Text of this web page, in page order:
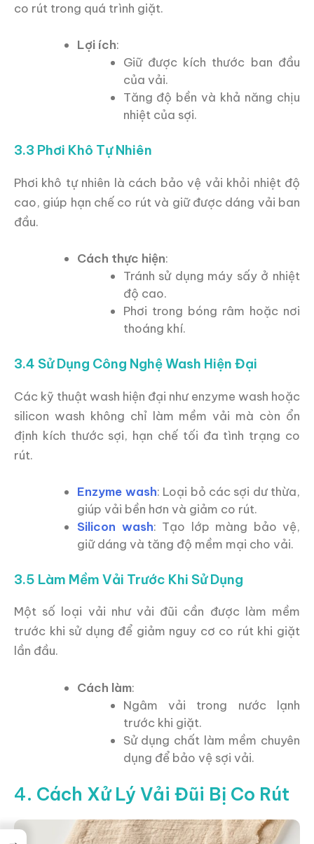
co rút trong quá trình giặt.
Lợi ích:
Giữ được kích thước ban đầu
của vải.
Tăng độ bền và khả năng chịu
nhiệt của sợi.
3.3 Phơi Khô Tự Nhiên
Phơi khô tự nhiên là cách bảo vệ vải khỏi nhiệt độ
cao, giúp hạn chế co rút và giữ được dáng vải ban
đầu.
Cách thực hiện:
Tránh sử dụng máy sấy ở nhiệt
độ cao.
Phơi trong bóng râm hoặc nơi
thoáng khí.
3.4 Sử Dụng Công Nghệ Wash Hiện Đại
Các kỹ thuật wash hiện đại như enzyme wash hoặc
silicon wash không chỉ làm mềm vải mà còn ổn
định kích thước sợi, hạn chế tối đa tình trạng co
rút.
Enzyme wash: Loại bỏ các sợi dư thừa,
giúp vải bền hơn và giảm co rút.
Silicon wash: Tạo lớp màng bảo vệ,
giữ dáng và tăng độ mềm mại cho vải.
3.5 Làm Mềm Vải Trước Khi Sử Dụng
Một số loại vải như vải đũi cần được làm mềm
trước khi sử dụng để giảm nguy cơ co rút khi giặt
lần đầu.
Cách làm:
Ngâm vải trong nước lạnh
trước khi giặt.
Sử dụng chất làm mềm chuyên
dụng để bảo vệ sợi vải.
4. Cách Xử Lý Vải Đũi Bị Co Rút